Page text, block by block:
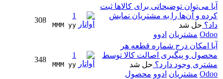
آیا می‌توان توضیحاتی برای کالاها ثبت
کرده و آن‌ها را به مشتریان نمایش
داد؟ حل شد
Odoo مشتریان ادوو
1
MMM yy
308
آیا امکان درج شماره قطعه هر
محصول و پیگیری اصالت کالا توسط
مشتری وجود دارد؟ حل شد
Odoo مشتریان ادوو محصول
1
MMM yy
348